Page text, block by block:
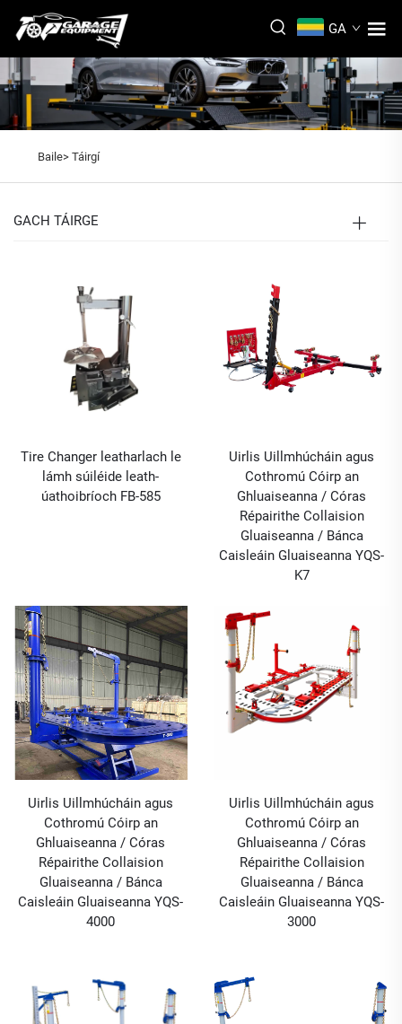
GA
Baile> Táirgí
GACH TÁIRGE
Tire Changer leatharlach le
lámh súiléide leath-
úathoibríoch FB-585
Uirlis Uillmhúcháin agus
Cothromú Cóirp an
Ghluaiseanna / Córas
Répairithe Collaision
Gluaiseanna / Bánca
Caisleáin Gluaiseanna YQS-
K7
Uirlis Uillmhúcháin agus
Cothromú Cóirp an
Ghluaiseanna / Córas
Répairithe Collaision
Gluaiseanna / Bánca
Caisleáin Gluaiseanna YQS-
4000
Uirlis Uillmhúcháin agus
Cothromú Cóirp an
Ghluaiseanna / Córas
Répairithe Collaision
Gluaiseanna / Bánca
Caisleáin Gluaiseanna YQS-
3000